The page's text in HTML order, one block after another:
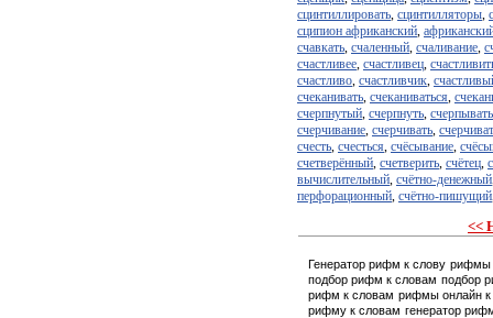
сцинтиллировать, сцинтилляторы,
сципион африканский,
счавкать, счаленный, счаливание,
счастливее, счастливец,
счастливо, счастливчик,
счеканивать, счеканиваться,
счерпнутый, счерпнуть, счерпывать
счерчивание, счерчивать,
счесть, счесться, счёсывание,
счетверённый, счетверить, счётец,
вычислительный, счётно-денежный
перфорационный, счётно-пишущий
<<
Генератор рифм к слову рифмы
подбор рифм к словам подбор
рифм к словам рифмы онлайн к
рифму к словам генератор